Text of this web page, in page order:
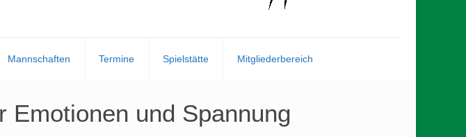
Mannschaften Termine Spielstätte Mitgliederbereich
Emotionen und Spannung